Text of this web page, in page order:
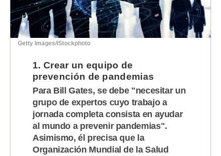
Estilos
Mundo
México
España
Internacional
Tecnología
Club del Suscriptor
Getty Images/iStockphoto
1. Crear un equipo de
prevención de pandemias
Para Bill Gates, se debe "necesitar un
grupo de expertos cuyo trabajo a
jornada completa consista en ayudar
al mundo a prevenir pandemias".
Asimismo, él precisa que la
Organización Mundial de la Salud